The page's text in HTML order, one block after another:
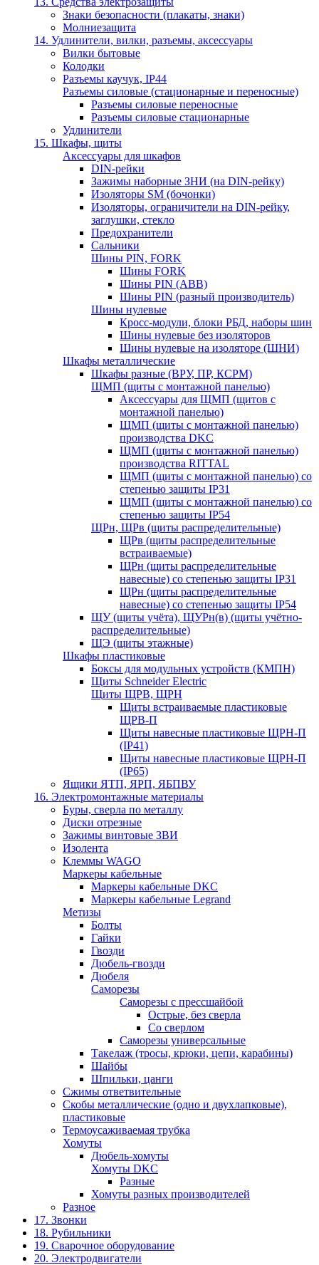
Знаки безопасности (плакаты, знаки)
Молниезащита
14. Удлинители, вилки, разъемы, аксессуары
Вилки бытовые
Колодки
Разъемы каучук, IP44
Разъемы силовые (стационарные и переносные)
Разъемы силовые переносные
Разъемы силовые стационарные
Удлинители
15. Шкафы, щиты
Аксессуары для шкафов
DIN-рейки
Зажимы наборные ЗНИ (на DIN-рейку)
Изоляторы SM (бочонки)
Изоляторы, ограничители на DIN-рейку,
заглушки, стекло
Предохранители
Сальники
Шины PIN, FORK
Шины FORK
Шины PIN (АВВ)
Шины PIN (разный производитель)
Шины нулевые
Кросс-модули, блоки РБД, наборы шин
Шины нулевые без изоляторов
Шины нулевые на изоляторе (ШНИ)
Шкафы металлические
Шкафы разные (ВРУ, ПР, КСРМ)
ЩМП (щиты с монтажной панелью)
Аксессуары для ЩМП (щитов с
монтажной панелью)
ЩМП (щиты с монтажной панелью)
производства DKC
ЩМП (щиты с монтажной панелью)
производства RITTAL
ЩМП (щиты с монтажной панелью) со
степенью защиты IP31
ЩМП (щиты с монтажной панелью) со
степенью защиты IP54
ЩРн, ЩРв (щиты распределительные)
ЩРв (щиты распределительные
встраиваемые)
ЩРн (щиты распределительные
навесные) со степенью защиты IP31
ЩРн (щиты распределительные
навесные) со степенью защиты IP54
ЩУ (щиты учёта), ЩУРн(в) (щиты учётно-
распределительные)
ЩЭ (щиты этажные)
Шкафы пластиковые
Боксы для модульных устройств (КМПН)
Щиты Schneider Electric
Щиты ЩРВ, ЩРН
Щиты встраиваемые пластиковые
ЩРВ-П
Щиты навесные пластиковые ЩРН-П
(IP41)
Щиты навесные пластиковые ЩРН-П
(IP65)
Ящики ЯТП, ЯРП, ЯБПВУ
16. Электромонтажные материалы
Буры, сверла по металлу
Диски отрезные
Зажимы винтовые ЗВИ
Изолента
Клеммы WAGO
Маркеры кабельные
Маркеры кабельные DKC
Маркеры кабельные Legrand
Метизы
Болты
Гайки
Гвозди
Дюбель-гвозди
Дюбеля
Саморезы
Саморезы с прессшайбой
Острые, без сверла
Со сверлом
Саморезы универсальные
Такелаж (тросы, крюки, цепи, карабины)
Шайбы
Шпильки, цанги
Сжимы ответвительные
Скобы металлические (одно и двухлапковые),
пластиковые
Термоусаживаемая трубка
Хомуты
Дюбель-хомуты
Хомуты DKC
Разные
Хомуты разных производителей
Разное
17. Звонки
18. Рубильники
19. Сварочное оборудование
20. Электродвигатели